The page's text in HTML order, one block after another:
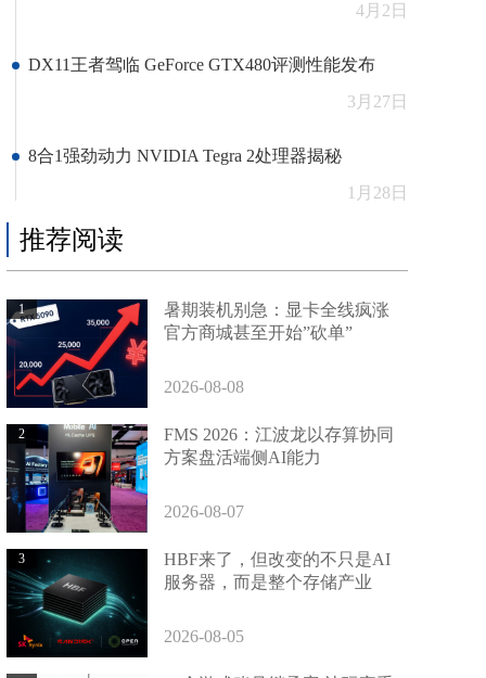
4月2日
DX11王者驾临 GeForce GTX480评测性能发布
3月27日
8合1强劲动力 NVIDIA Tegra 2处理器揭秘
1月28日
推荐阅读
1
暑期装机别急：显卡全线疯涨
官方商城甚至开始”砍单”
2026-08-08
2
FMS 2026：江波龙以存算协同
方案盘活端侧AI能力
2026-08-07
3
HBF来了，但改变的不只是AI
服务器，而是整个存储产业
2026-08-05